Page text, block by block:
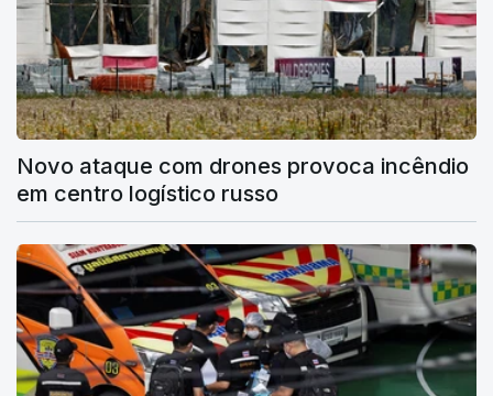
Novo ataque com drones provoca incêndio
em centro logístico russo